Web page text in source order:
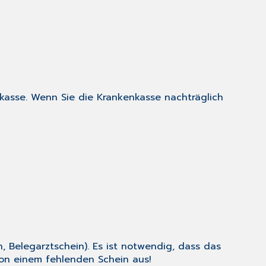
Wenn Sie die Krankenkasse nachträglich
Belegarztschein). Es ist notwendig, dass das
einem fehlenden Schein aus!